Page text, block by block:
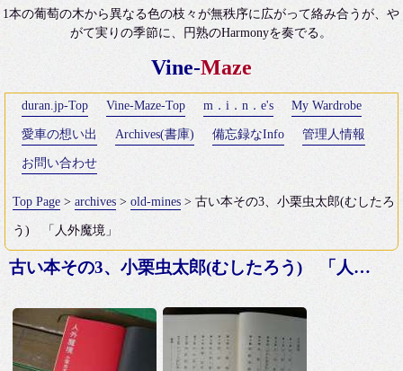
1本の葡萄の木から異なる色の枝々が無秩序に広がって絡み合うが、や
がて実りの季節に、円熟のHarmonyを奏でる。
Vine-Maze
duran.jp-Top Vine-Maze-Top m．i．n．e's My Wardrobe
愛車の想い出 Archives(書庫) 備忘録なInfo 管理人情報
お問い合わせ
Top Page >archives >old-mines > 古い本その3、小栗虫太郎(むしたろ
う) 「人外魔境」
古い本その3、小栗虫太郎(むしたろう) 「人外魔境」